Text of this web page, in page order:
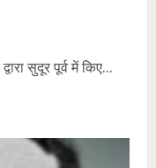
सुदूर पूर्व में किए...